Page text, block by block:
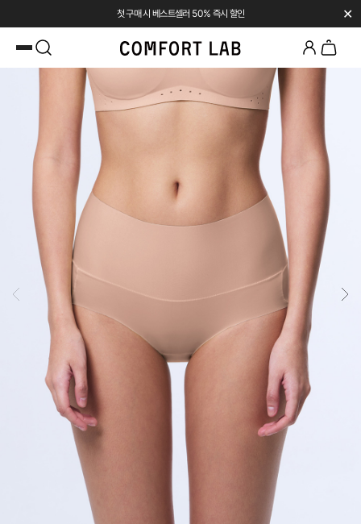
SUMMER SALE | UP TO 45% OFF
카카오채널 추가하고 10,000원 쿠폰 받기
첫 구매 시 베스트셀러 50% 즉시 할인
✕